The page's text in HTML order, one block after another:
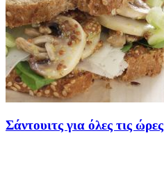
Σάντουιτς για όλες τις ώρες